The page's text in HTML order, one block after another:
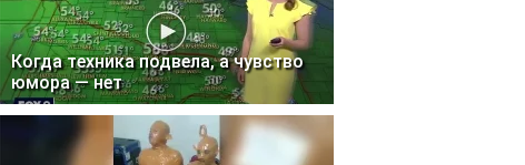
Когда техника подвела, а чувство
юмора — нет